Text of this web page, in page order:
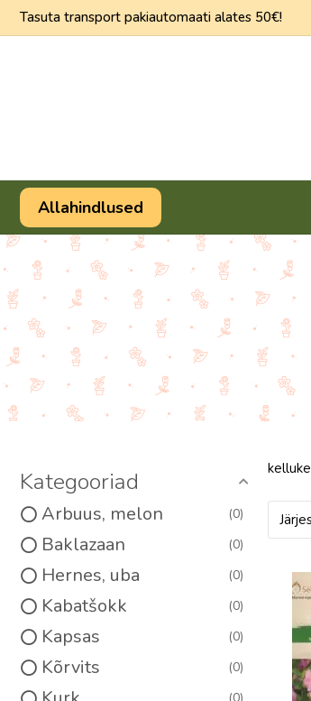
Skip
to
Tasuta transport pakiautomaati alates 50€!
Allahindlused
kelluke
Kategooriad
Arbuus, melon 0
Baklazaan 0
Hernes, uba 0
Kabatšokk 0
Kapsas 0
Kõrvits 0